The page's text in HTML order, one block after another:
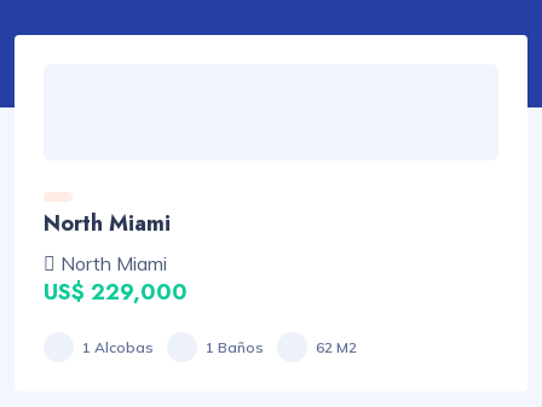
North Miami
North Miami
US$ 229,000
1 Alcobas 1 Baños 62 M2